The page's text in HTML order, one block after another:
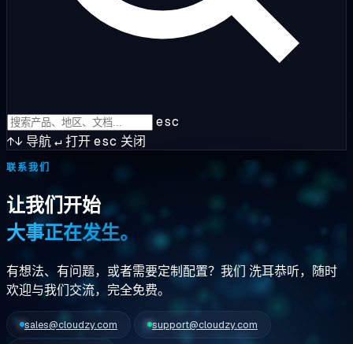
esc
↑↓ 导航↵打开esc 关闭
联系我们
让我们开始
大事正在发生。
有想法、有问题，或者需要定制配置？我们 洗耳恭听，随时
欢迎与我们交流，完全免费。
sales@cloudzy.com support@cloudzy.com